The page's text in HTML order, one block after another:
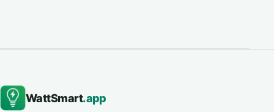
WattSmart.app